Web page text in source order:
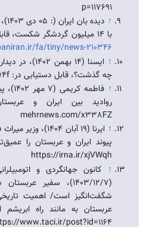
p=117691
↑
با ۱۴ میلیون گردشگر شکست، قابل دستیابی در:
fa/tiny/news-210346
↑
ایسنا (۱۴
چه گذشت؟، قابل دستیابی در: isna.ir/xdQw4f
↑
فاطمه
روادید بین ایران و
mehrnews.com/x338FZ
↑
ایرنا (۱۹ آبان
پیوند ایران و عربستان را
https://irna.ir/xjVWqh
↑ کانون جهانگردی و
(1403/12/7)، سفیر
شگفت‌انگیز است/ اهمیت
عربستان به مانند راه
www.taci.ir/post?id=1164